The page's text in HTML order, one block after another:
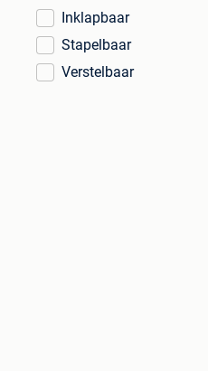
Inklapbaar
Stapelbaar
Verstelbaar